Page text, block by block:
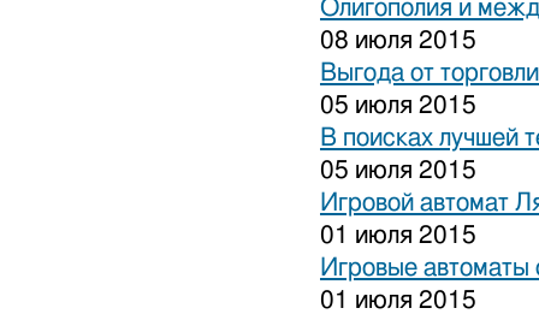
Олигополия и
08 июля 2015
Выгода от
05 июля 2015
В поисках лучшей
05 июля 2015
Игровой автомат
01 июля 2015
Игровые автоматы
01 июля 2015